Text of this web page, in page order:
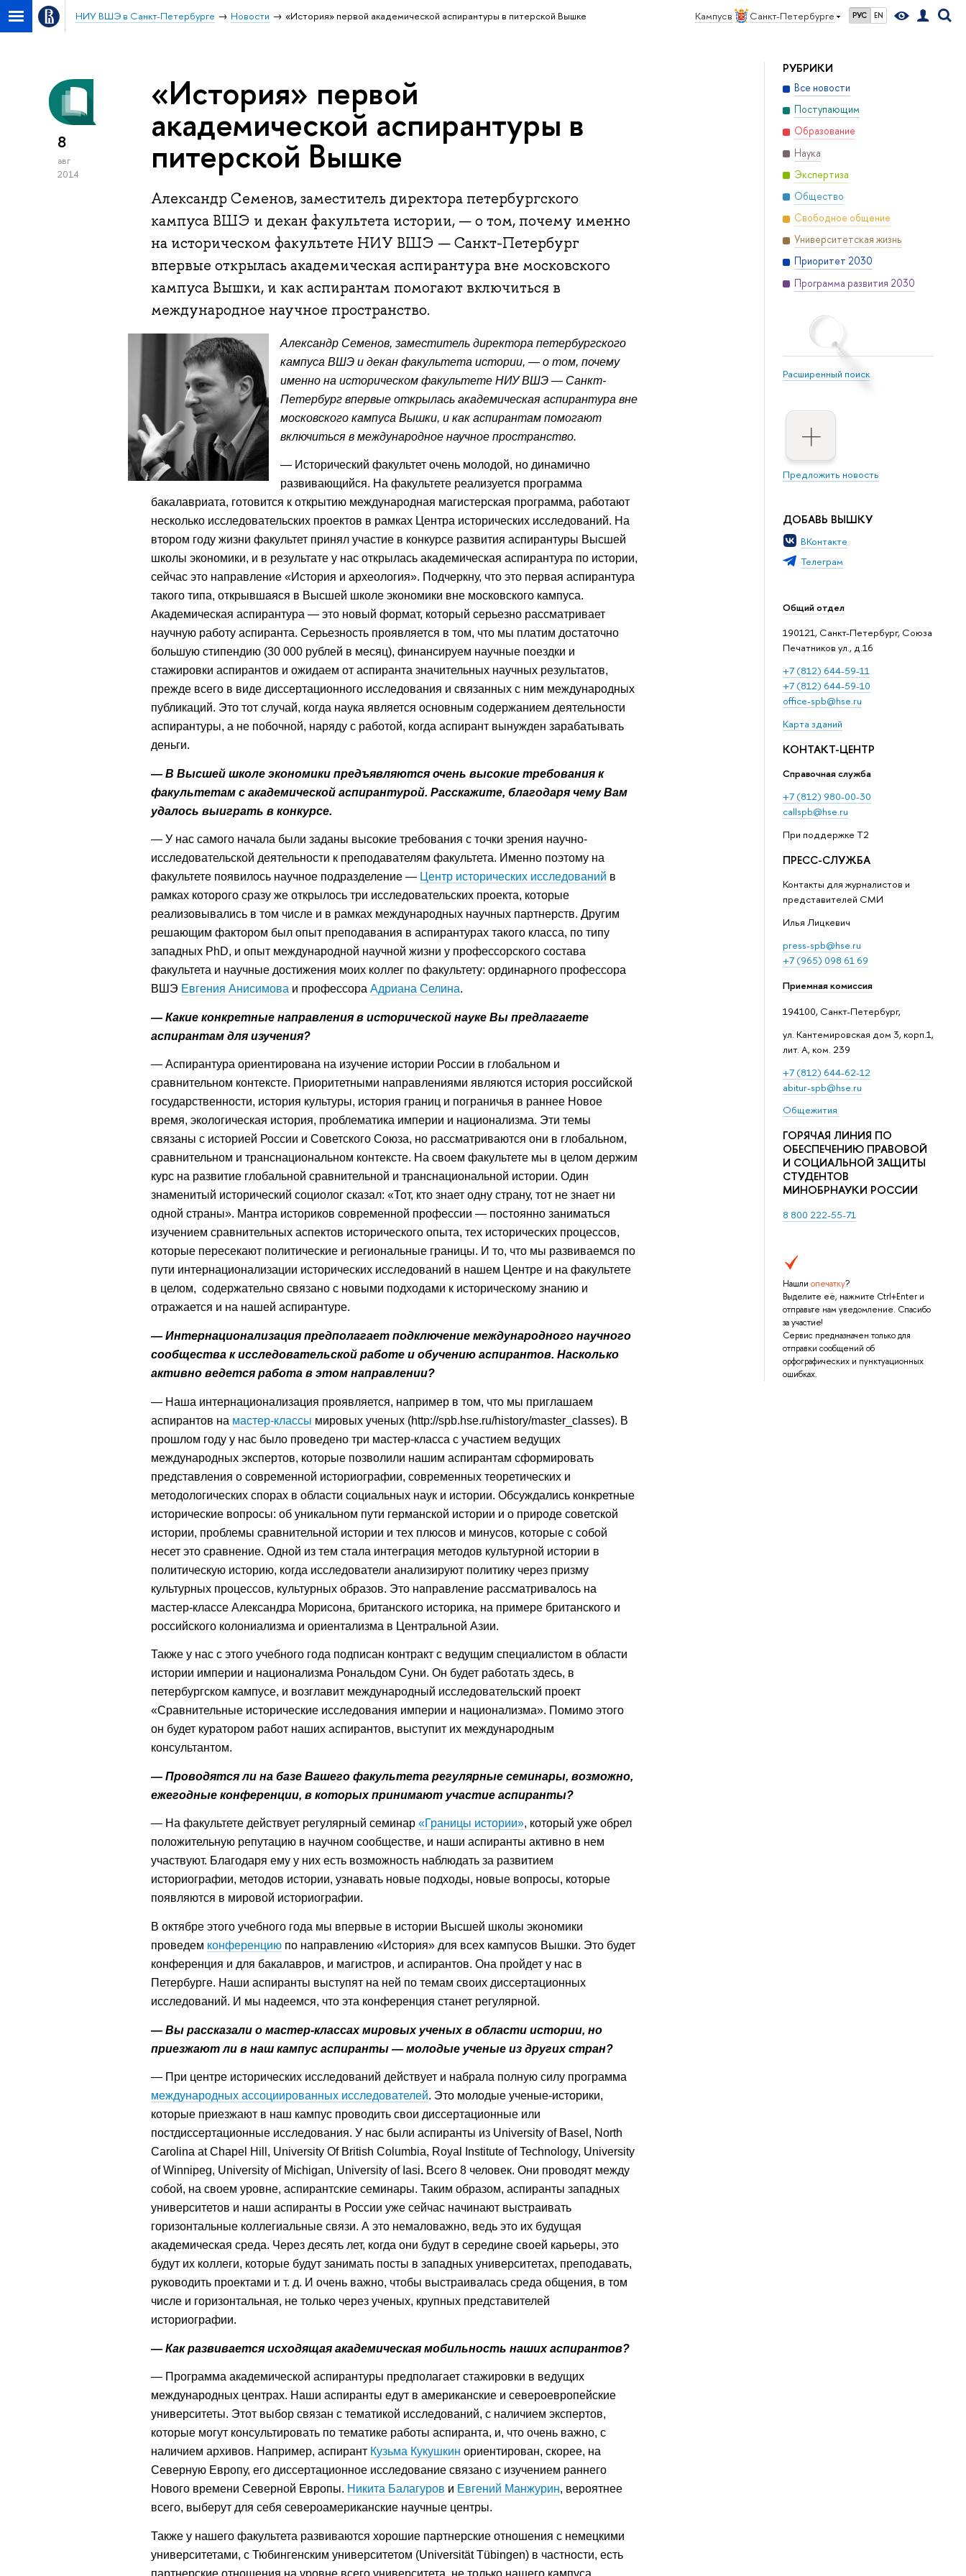
Кампус в Санкт-Петербурге РУС EN
НИУ ВШЭ в Санкт-Петербурге Новости «История» первой академической аспирантуры в питерской Вышке
РУБРИКИ
Все новости
Поступающим
Образование
Наука
Экспертиза
Общество
Свободное общение
Университетская жизнь
Приоритет 2030
Программа развития 2030
Расширенный поиск
Предложить новость
ДОБАВЬ ВЫШКУ
ВКонтакте
Телеграм
Общий отдел
190121, Санкт-Петербург, Союза
Печатников ул., д.16
+7 (812) 644-59-11
+7 (812) 644-59-10
office-spb@hse.ru
Карта зданий
КОНТАКТ-ЦЕНТР
Справочная служба
+7 (812) 980-00-30
callspb@hse.ru
При поддержке T2
ПРЕСС-СЛУЖБА
Контакты для журналистов и
представителей СМИ
Илья Лицкевич
press-spb@hse.ru
+7 (965) 098 61 69
Приемная комиссия
194100, Санкт-Петербург,
ул. Кантемировская дом 3, корп.1,
лит. А, ком. 239
+7 (812) 644-62-12
abitur-spb@hse.ru
Общежития
ГОРЯЧАЯ ЛИНИЯ ПО
ОБЕСПЕЧЕНИЮ ПРАВОВОЙ
И СОЦИАЛЬНОЙ ЗАЩИТЫ
СТУДЕНТОВ
МИНОБРНАУКИ РОССИИ
8 800 222-55-71
Нашли опечатку?
Выделите её, нажмите Ctrl+Enter и
отправьте нам уведомление. Спасибо
за участие!
Сервис предназначен только для
отправки сообщений об
орфографических и пунктуационных
ошибках.
8
авг
2014
«История» первой
академической аспирантуры в
питерской Вышке
Александр Семенов, заместитель директора петербургского
кампуса ВШЭ и декан факультета истории, — о том, почему именно
на историческом факультете НИУ ВШЭ — Санкт-Петербург
впервые открылась академическая аспирантура вне московского
кампуса Вышки, и как аспирантам помогают включиться в
международное научное пространство.
Александр Семенов, заместитель директора петербургского
кампуса ВШЭ и декан факультета истории, — о том, почему
именно на историческом факультете НИУ ВШЭ — Санкт-
Петербург впервые открылась академическая аспирантура вне
московского кампуса Вышки, и как аспирантам помогают
включиться в международное научное пространство.
— Исторический факультет очень молодой, но динамично
развивающийся. На факультете реализуется программа
бакалавриата, готовится к открытию международная магистерская программа, работают
несколько исследовательских проектов в рамках Центра исторических исследований. На
втором году жизни факультет принял участие в конкурсе развития аспирантуры Высшей
школы экономики, и в результате у нас открылась академическая аспирантура по истории,
сейчас это направление «История и археология». Подчеркну, что это первая аспирантура
такого типа, открывшаяся в Высшей школе экономики вне московского кампуса.
Академическая аспирантура — это новый формат, который серьезно рассматривает
научную работу аспиранта. Серьезность проявляется в том, что мы платим достаточно
большую стипендию (30 000 рублей в месяц), финансируем научные поездки и
стажировки аспирантов и ожидаем от аспиранта значительных научных результатов,
прежде всего в виде диссертационного исследования и связанных с ним международных
публикаций. Это тот случай, когда наука является основным содержанием деятельности
аспирантуры, а не побочной, наряду с работой, когда аспирант вынужден зарабатывать
деньги.
— В Высшей школе экономики предъявляются очень высокие требования к
факультетам с академической аспирантурой. Расскажите, благодаря чему Вам
удалось выиграть в конкурсе.
— У нас самого начала были заданы высокие требования с точки зрения научно-
исследовательской деятельности к преподавателям факультета. Именно поэтому на
факультете появилось научное подразделение — Центр исторических исследований в
рамках которого сразу же открылось три исследовательских проекта, которые
реализовывались в том числе и в рамках международных научных партнерств. Другим
решающим фактором был опыт преподавания в аспирантурах такого класса, по типу
западных PhD, и опыт международной научной жизни у профессорского состава
факультета и научные достижения моих коллег по факультету: ординарного профессора
ВШЭ Евгения Анисимова и профессора Адриана Селина.
— Какие конкретные направления в исторической науке Вы предлагаете
аспирантам для изучения?
— Аспирантура ориентирована на изучение истории России в глобальном и
сравнительном контексте. Приоритетными направлениями являются история российской
государственности, история культуры, история границ и пограничья в раннее Новое
время, экологическая история, проблематика империи и национализма. Эти темы
связаны с историей России и Советского Cоюза, но рассматриваются они в глобальном,
сравнительном и транснациональном контексте. На своем факультете мы в целом держим
курс на развитие глобальной сравнительной и транснациональной истории. Один
знаменитый исторический социолог сказал: «Тот, кто знает одну страну, тот не знает ни
одной страны». Мантра историков современной профессии — постоянно заниматься
изучением сравнительных аспектов исторического опыта, тех исторических процессов,
которые пересекают политические и региональные границы. И то, что мы развиваемся по
пути интернационализации исторических исследований в нашем Центре и на факультете
в целом, содержательно связано с новыми подходами к историческому знанию и
отражается и на нашей аспирантуре.
— Интернационализация предполагает подключение международного научного
сообщества к исследовательской работе и обучению аспирантов. Насколько
активно ведется работа в этом направлении?
— Наша интернационализация проявляется, например в том, что мы приглашаем
аспирантов на мастер-классы мировых ученых (http://spb.hse.ru/history/master_classes). В
прошлом году у нас было проведено три мастер-класса с участием ведущих
международных экспертов, которые позволили нашим аспирантам сформировать
представления о современной историографии, современных теоретических и
методологических спорах в области социальных наук и истории. Обсуждались конкретные
исторические вопросы: об уникальном пути германской истории и о природе советской
истории, проблемы сравнительной истории и тех плюсов и минусов, которые с собой
несет это сравнение. Одной из тем стала интеграция методов культурной истории в
политическую историю, когда исследователи анализируют политику через призму
культурных процессов, культурных образов. Это направление рассматривалось на
мастер-классе Александра Морисона, британского историка, на примере британского и
российского колониализма и ориентализма в Центральной Азии.
Также у нас с этого учебного года подписан контракт с ведущим специалистом в области
истории империи и национализма Рональдом Суни. Он будет работать здесь, в
петербургском кампусе, и возглавит международный исследовательский проект
«Сравнительные исторические исследования империи и национализма». Помимо этого
он будет куратором работ наших аспирантов, выступит их международным
консультантом.
— Проводятся ли на базе Вашего факультета регулярные семинары, возможно,
ежегодные конференции, в которых принимают участие аспиранты?
— На факультете действует регулярный семинар «Границы истории», который уже обрел
положительную репутацию в научном сообществе, и наши аспиранты активно в нем
участвуют. Благодаря ему у них есть возможность наблюдать за развитием
историографии, методов истории, узнавать новые подходы, новые вопросы, которые
появляются в мировой историографии.
В октябре этого учебного года мы впервые в истории Высшей школы экономики
проведем конференциюпо направлению «История» для всех кампусов Вышки. Это будет
конференция и для бакалавров, и магистров, и аспирантов. Она пройдет у нас в
Петербурге. Наши аспиранты выступят на ней по темам своих диссертационных
исследований. И мы надеемся, что эта конференция станет регулярной.
— Вы рассказали о мастер-классах мировых ученых в области истории, но
приезжают ли в наш кампус аспиранты — молодые ученые из других стран?
— При центре исторических исследований действует и набрала полную силу программа
международных ассоциированных исследователей. Это молодые ученые-историки,
которые приезжают в наш кампус проводить свои диссертационные или
постдиссертационные исследования. У нас были аспиранты из University of Basel, North
Carolina at Chapel Hill, University Of British Columbia, Royal Institute of Technology, University
of Winnipeg, University of Michigan, University of Iasi. Всего 8 человек. Они проводят между
собой, на своем уровне, аспирантские семинары. Таким образом, аспиранты западных
университетов и наши аспиранты в России уже сейчас начинают выстраивать
горизонтальные коллегиальные связи. А это немаловажно, ведь это их будущая
академическая среда. Через десять лет, когда они будут в середине своей карьеры, это
будут их коллеги, которые будут занимать посты в западных университетах, преподавать,
руководить проектами и т. д. И очень важно, чтобы выстраивалась среда общения, в том
числе и горизонтальная, не только через ученых, крупных представителей
историографии.
— Как развивается исходящая академическая мобильность наших аспирантов?
— Программа академической аспирантуры предполагает стажировки в ведущих
международных центрах. Наши аспиранты едут в американские и североевропейские
университеты. Этот выбор связан с тематикой исследований, с наличием экспертов,
которые могут консультировать по тематике работы аспиранта, и, что очень важно, с
наличием архивов. Например, аспирант Кузьма Кукушкин ориентирован, скорее, на
Северную Европу, его диссертационное исследование связано с изучением раннего
Нового времени Северной Европы. Никита Балагуров и Евгений Манжурин, вероятнее
всего, выберут для себя североамериканские научные центры.
Также у нашего факультета развиваются хорошие партнерские отношения с немецкими
университетами, с Тюбингенским университетом (Universität Tübingen) в частности, есть
партнерские отношения на уровне всего университета, не только нашего кампуса.